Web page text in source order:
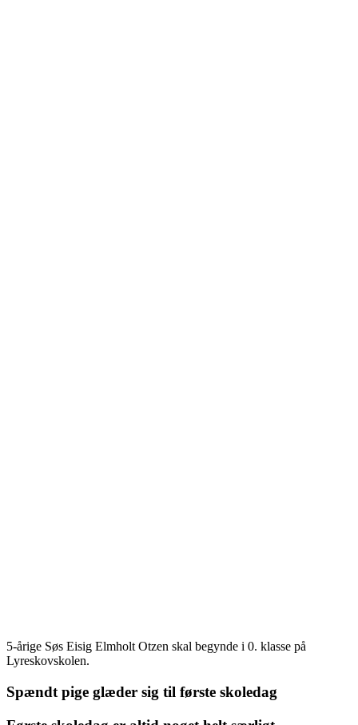
5-årige Søs Eisig Elmholt Otzen skal begynde i 0. klasse på
Lyreskovskolen.
Spændt pige glæder sig til første skoledag